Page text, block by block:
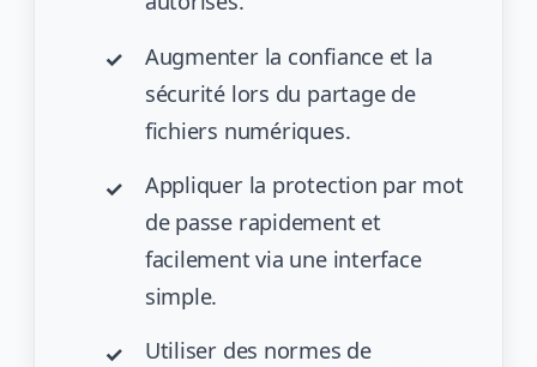
Augmenter la confiance et la
sécurité lors du partage de
fichiers numériques.
Appliquer la protection par mot
de passe rapidement et
facilement via une interface
simple.
Utiliser des normes de